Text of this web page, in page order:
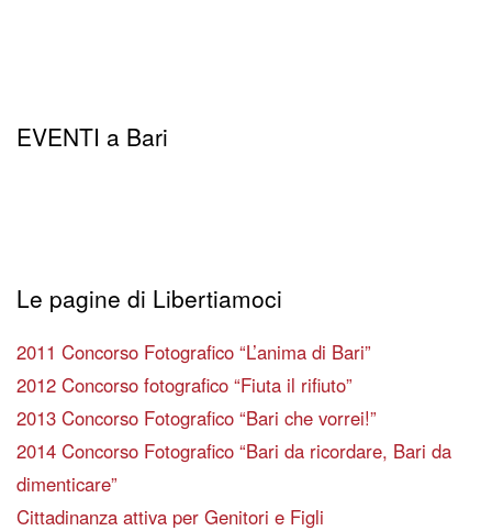
EVENTI a Bari
Le pagine di Libertiamoci
2011 Concorso Fotografico “L’anima di Bari”
2012 Concorso fotografico “Fiuta il rifiuto”
2013 Concorso Fotografico “Bari che vorrei!”
2014 Concorso Fotografico “Bari da ricordare, Bari da
dimenticare”
Cittadinanza attiva per Genitori e Figli